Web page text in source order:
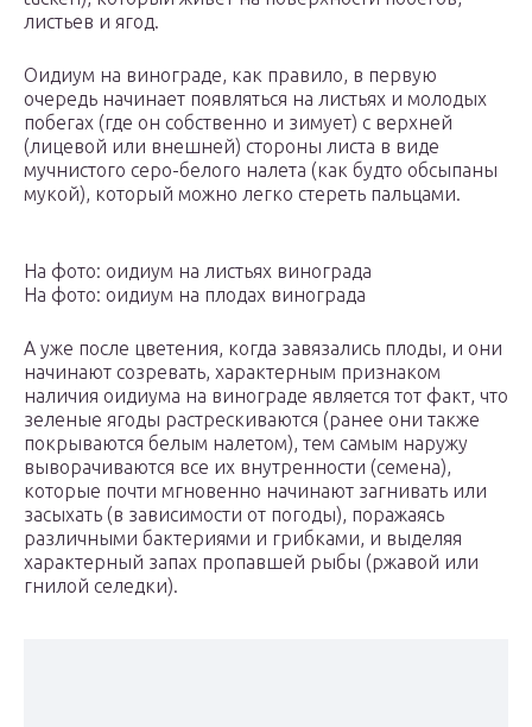
листьев и ягод.
Оидиум на винограде, как правило, в первую
очередь начинает появляться на листьях и молодых
побегах (где он собственно и зимует) с верхней
(лицевой или внешней) стороны листа в виде
мучнистого серо-белого налета (как будто обсыпаны
мукой), который можно легко стереть пальцами.
На фото: оидиум на листьях винограда
На фото: оидиум на плодах винограда
А уже после цветения, когда завязались плоды, и они
начинают созревать, характерным признаком
наличия оидиума на винограде является тот факт, что
зеленые ягоды растрескиваются (ранее они также
покрываются белым налетом), тем самым наружу
выворачиваются все их внутренности (семена),
которые почти мгновенно начинают загнивать или
засыхать (в зависимости от погоды), поражаясь
различными бактериями и грибками, и выделяя
характерный запах пропавшей рыбы (ржавой или
гнилой селедки).